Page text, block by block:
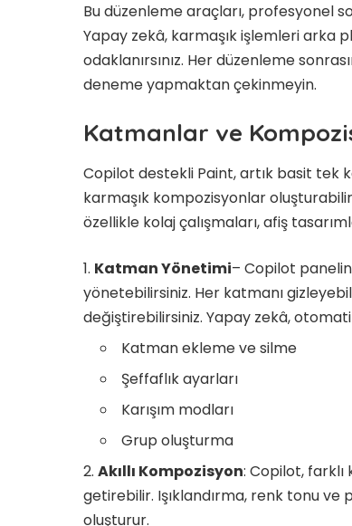
Bu düzenleme araçları, profesyonel
Yapay zekâ, karmaşık işlemleri arka
odaklanırsınız. Her düzenleme
deneme yapmaktan çekinmeyin.
Katmanlar ve
Copilot destekli Paint, artık basit tek
karmaşık kompozisyonlar
özellikle kolaj çalışmaları, afiş
Katman Yönetimi– Copilot
yönetebilirsiniz. Her katmanı
değiştirebilirsiniz. Yapay zekâ,
Katman ekleme ve silme
Şeffaflık ayarları
Karışım modları
Grup oluşturma
Akıllı Kompozisyon: Copilot,
getirebilir. Işıklandırma, renk tonu
oluşturur.